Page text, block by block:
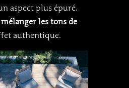
aspect plus épuré.
mélanger les tons de
authentique.